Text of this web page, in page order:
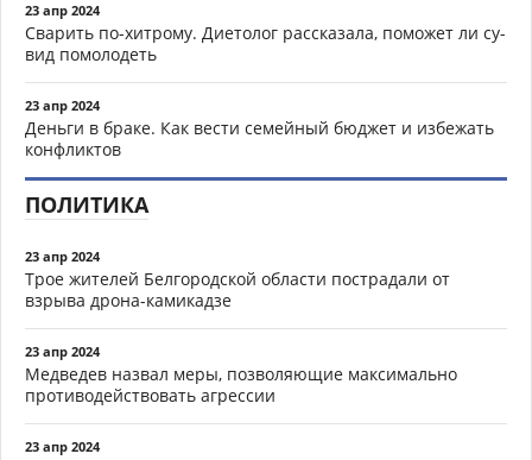
23 апр 2024
Сварить по-хитрому. Диетолог рассказала, поможет ли су-
вид помолодеть
23 апр 2024
Деньги в браке. Как вести семейный бюджет и избежать
конфликтов
ПОЛИТИКА
23 апр 2024
Трое жителей Белгородской области пострадали от
взрыва дрона-камикадзе
23 апр 2024
Медведев назвал меры, позволяющие максимально
противодействовать агрессии
23 апр 2024